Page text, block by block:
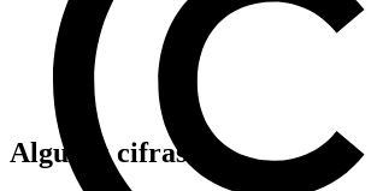
Algunas cifras